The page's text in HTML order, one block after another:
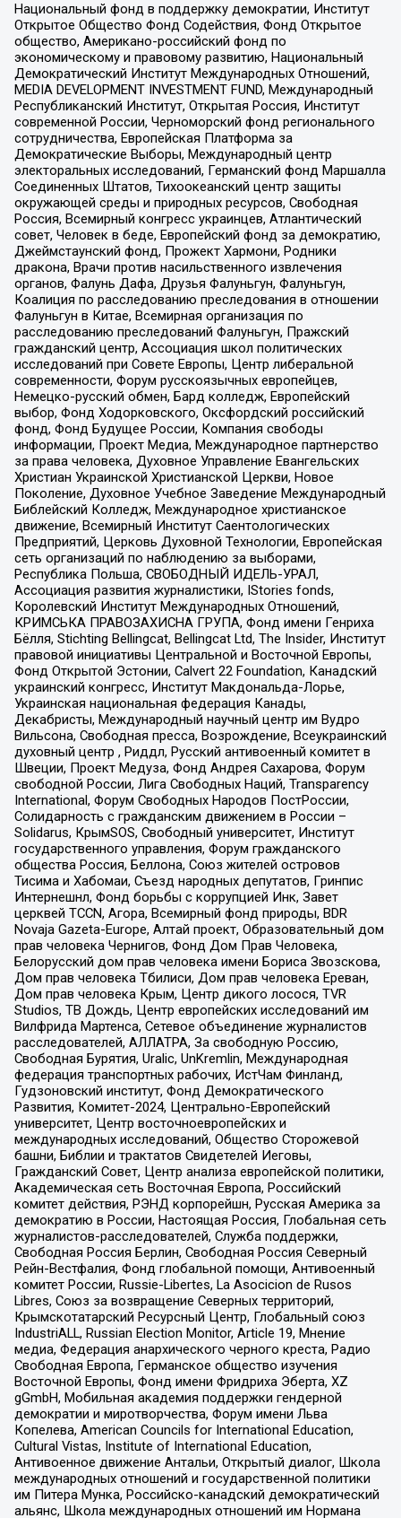
Национальный фонд в поддержку демократии, Институт
Открытое Общество Фонд Содействия, Фонд Открытое
общество, Американо-российский фонд по
экономическому и правовому развитию, Национальный
Демократический Институт Международных Отношений,
MEDIA DEVELOPMENT INVESTMENT FUND, Международный
Республиканский Институт, Открытая Россия, Институт
современной России, Черноморский фонд регионального
сотрудничества, Европейская Платформа за
Демократические Выборы, Международный центр
электоральных исследований, Германский фонд Маршалла
Соединенных Штатов, Тихоокеанский центр защиты
окружающей среды и природных ресурсов, Свободная
Россия, Всемирный конгресс украинцев, Атлантический
совет, Человек в беде, Европейский фонд за демократию,
Джеймстаунский фонд, Прожект Хармони, Родники
дракона, Врачи против насильственного извлечения
органов, Фалунь Дафа, Друзья Фалуньгун, Фалуньгун,
Коалиция по расследованию преследования в отношении
Фалуньгун в Китае, Всемирная организация по
расследованию преследований Фалуньгун, Пражский
гражданский центр, Ассоциация школ политических
исследований при Совете Европы, Центр либеральной
современности, Форум русскоязычных европейцев,
Немецко-русский обмен, Бард колледж, Европейский
выбор, Фонд Ходорковского, Оксфордский российский
фонд, Фонд Будущее России, Компания свободы
информации, Проект Медиа, Международное партнерство
за права человека, Духовное Управление Евангельских
Христиан Украинской Христианской Церкви, Новое
Поколение, Духовное Учебное Заведение Международный
Библейский Колледж, Международное христианское
движение, Всемирный Институт Саентологических
Предприятий, Церковь Духовной Технологии, Европейская
сеть организаций по наблюдению за выборами,
Республика Польша, СВОБОДНЫЙ ИДЕЛЬ-УРАЛ,
Ассоциация развития журналистики, IStories fonds,
Королевский Институт Международных Отношений,
КРИМСЬКА ПРАВОЗАХИСНА ГРУПА, Фонд имени Генриха
Бёлля, Stichting Bellingcat, Bellingcat Ltd, The Insider, Институт
правовой инициативы Центральной и Восточной Европы,
Фонд Открытой Эстонии, Calvert 22 Foundation, Канадский
украинский конгресс, Институт Макдональда-Лорье,
Украинская национальная федерация Канады,
Декабристы, Международный научный центр им Вудро
Вильсона, Свободная пресса, Возрождение, Всеукраинский
духовный центр , Риддл, Русский антивоенный комитет в
Швеции, Проект Медуза, Фонд Андрея Сахарова, Форум
свободной России, Лига Свободных Наций, Transparеncy
International, Форум Свободных Народов ПостРоссии,
Солидарность с гражданским движением в России –
Solidarus, КрымSOS, Свободный университет, Институт
государственного управления, Форум гражданского
общества Россия, Беллона, Союз жителей островов
Тисима и Хабомаи, Съезд народных депутатов, Гринпис
Интернешнл, Фонд борьбы с коррупцией Инк, Завет
церквей TCCN, Агора, Всемирный фонд природы, BDR
Novaja Gazeta-Europe, Алтай проект, Образовательный дом
прав человека Чернигов, Фонд Дом Прав Человека,
Белорусский дом прав человека имени Бориса Звозскова,
Дом прав человека Тбилиси, Дом прав человека Ереван,
Дом прав человека Крым, Центр дикого лосося, TVR
Studios, ТВ Дождь, Центр европейских исследований им
Вилфрида Мартенса, Сетевое объединение журналистов
расследователей, АЛЛАТРА, За свободную Россию,
Свободная Бурятия, Uralic, UnKremlin, Международная
федерация транспортных рабочих, ИстЧам Финланд,
Гудзоновский институт, Фонд Демократического
Развития, Комитет-2024, Центрально-Европейский
университет, Центр восточноевропейских и
международных исследований, Общество Сторожевой
башни, Библии и трактатов Свидетелей Иеговы,
Гражданский Совет, Центр анализа европейской политики,
Академическая сеть Восточная Европа, Российский
комитет действия, РЭНД корпорейшн, Русская Америка за
демократию в России, Настоящая Россия, Глобальная сеть
журналистов-расследователей, Служба поддержки,
Свободная Россия Берлин, Свободная Россия Северный
Рейн-Вестфалия, Фонд глобальной помощи, Антивоенный
комитет России, Russie-Libertes, La Asocicion de Rusos
Libres, Союз за возвращение Северных территорий,
Крымскотатарский Ресурсный Центр, Глобальный союз
IndustriALL, Russian Election Monitor, Article 19, Мнение
медиа, Федерация анархического черного креста, Радио
Свободная Европа, Германское общество изучения
Восточной Европы, Фонд имени Фридриха Эберта, XZ
gGmbH, Мобильная академия поддержки гендерной
демократии и миротворчества, Форум имени Льва
Копелева, American Councils for International Education,
Cultural Vistas, Institute of International Education,
Антивоенное движение Антальи, Открытый диалог, Школа
международных отношений и государственной политики
им Питера Мунка, Российско-канадский демократический
альянс, Школа международных отношений им Нормана